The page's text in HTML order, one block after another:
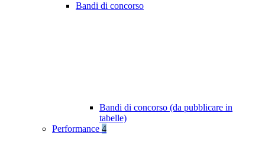
Bandi di concorso
Bandi di concorso (da pubblicare in
tabelle)
Performance 4